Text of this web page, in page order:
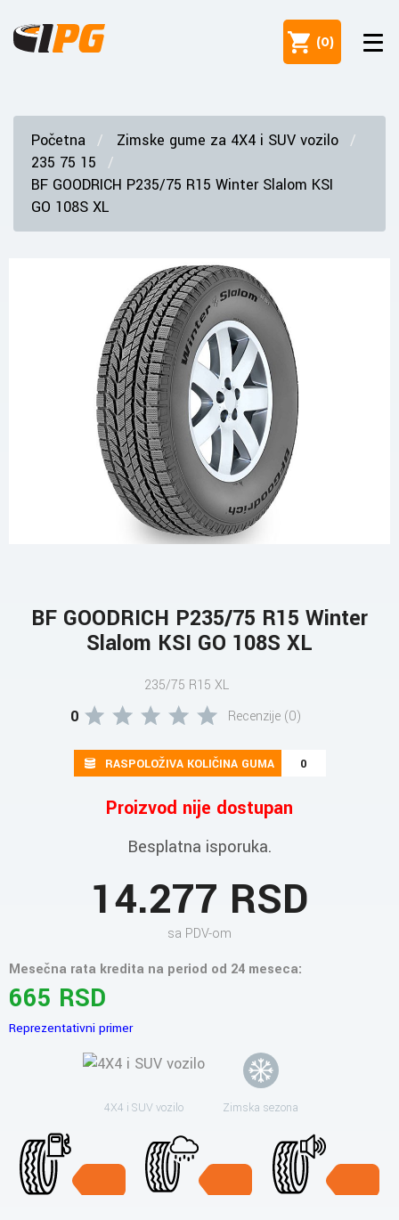
(0)
Početna
Zimske gume za 4X4 i SUV vozilo
235 75 15
BF GOODRICH P235/75 R15 Winter Slalom KSI
GO 108S XL
BF GOODRICH P235/75 R15 Winter
Slalom KSI GO 108S XL
235/75 R15 XL
0 Recenzije (0)
RASPOLOŽIVA KOLIČINA GUMA 0
Proizvod nije dostupan
Besplatna isporuka.
14.277 RSD
sa PDV-om
Mesečna rata kredita na period od 24 meseca:
665 RSD
Reprezentativni primer
4X4 i SUV vozilo Zimska sezona